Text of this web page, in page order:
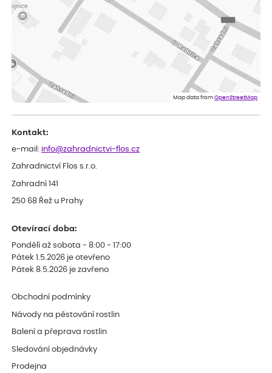
Měla jsem pouze 1objednavku a zatím jsem spokojená se
sazenicemi
Miroslava
Rostliny byly v pořádku, dobře zabalené, celková spokojenost.
Doporučuji :). Spokojenost, stromky v pěkném stavu. Jediné, co
my chybělo, bylo komunikování nedostupného zboží před
Map data fromOpenStreetMap
Kontakt:
e-mail: info@zahradnictvi-flos.cz
Zahradnictví Flos s.r.o.
Zahradní 141
250 68 Řež u Prahy
Otevírací doba:
Pondělí až sobota - 8:00 - 17:00
Pátek 1.5.2026 je otevřeno
Pátek 8.5.2026 je zavřeno
Obchodní podmínky
Návody na pěstování rostlin
Balení a přeprava rostlin
Sledování objednávky
Prodejna